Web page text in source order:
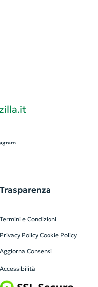
Trasparenza
Termini e Condizioni
Privacy Policy Cookie Policy
Aggiorna Consensi
Accessibilità